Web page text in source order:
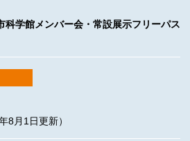
科学館メンバー会・常設展示フリーパス
8月1日更新）